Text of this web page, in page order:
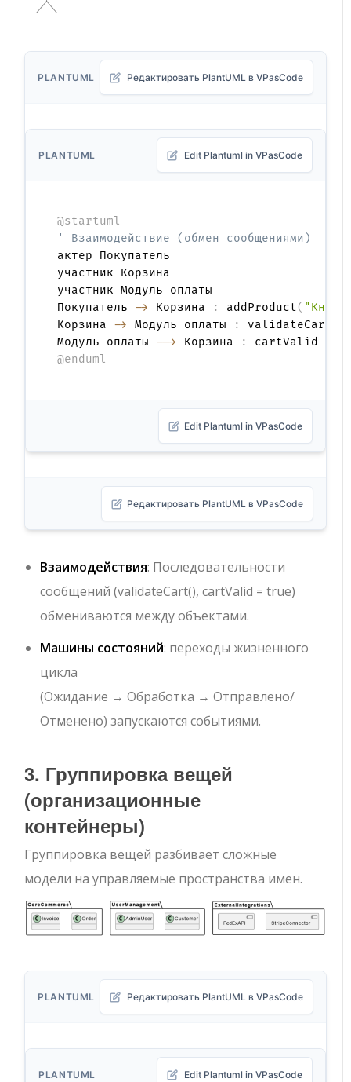
PLANTUML Редактировать PlantUML в VPasCode
PLANTUML Edit Plantuml in VPasCode
@startuml
' Взаимодействие (обмен сообщениями)
актер Покупатель
участник Корзина
участник Модуль оплаты
Покупатель -> Корзина : addProduct(
Корзина -> Модуль оплаты : validateCart
Модуль оплаты --> Корзина
:
@enduml
Edit Plantuml in VPasCode
Редактировать PlantUML в VPasCode
Взаимодействия: Последовательности
сообщений (validateCart(),cartValid = true)
обмениваются между объектами.
Машины состояний: переходы жизненного
цикла
(Ожидание →Обработка →Отправлено/
Отменено) запускаются событиями.
3. Группировка вещей
(организационные
контейнеры)
Группировка вещей разбивает сложные
модели на управляемые пространства имен.
PLANTUML Редактировать PlantUML в VPasCode
PLANTUML Edit Plantuml in VPasCode